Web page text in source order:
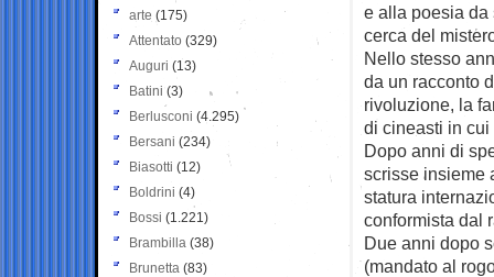
e alla poesia da
cerca del
Nello stesso
da un racconto
rivoluzione, la
di cineasti in cui
Dopo anni di
scrisse insieme
statura
conformista dal
Due anni dopo
(mandato al
arte (175)
Attentato (329)
Auguri (13)
Batini (3)
Berlusconi (4.295)
Bersani (234)
Biasotti (12)
Boldrini (4)
Bossi (1.221)
Brambilla (38)
Brunetta (83)